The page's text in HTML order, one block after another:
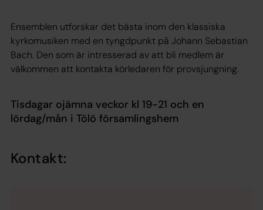
Ensemblen utforskar det bästa inom den klassiska
kyrkomusiken med en tyngdpunkt på Johann Sebastian
Bach. Den som är intresserad av att bli medlem är
välkommen att kontakta körledaren för provsjungning.
Tisdagar ojämna veckor kl 19-21 och en
lördag/mån i Tölö församlingshem
Kontakt: